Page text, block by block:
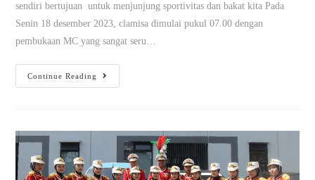
sendiri bertujuan untuk menjunjung sportivitas dan bakat kita Pada
Senin 18 desember 2023, clamisa dimulai pukul 07.00 dengan
pembukaan MC yang sangat seru…
Continue Reading